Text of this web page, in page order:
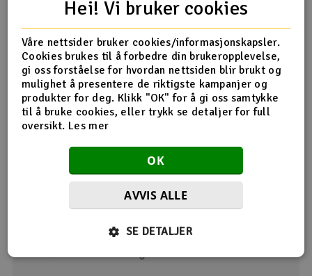
Produktanmeldelser
Orange Grips
25.11.2022 av Anders
God kvalitet og passform som alltid fra Spektrum. Disse
fjern all dobbeltsidig tape fra Tx. Lim ny dobbeltsidig tape
på Tx, fukt "piggene" på nye grips før du monterer. De er
midterste delen skal ikke brukes. Lurt å feste bakerste
delen først, deretter den fremre (på side-grepene) Veldig
Hei! Vi bruker cookies
Våre nettsider bruker cookies/informasjonskapsler.
Cookies brukes til å forbedre din brukeropplevelse,
gi oss forståelse for hvordan nettsiden blir brukt og
mulighet å presentere de riktigste kampanjer og
produkter for deg. Klikk "OK" for å gi oss samtykke
til å bruke cookies, eller trykk se detaljer for full
oversikt. Les mer
OK
AVVIS ALLE
SE DETALJER